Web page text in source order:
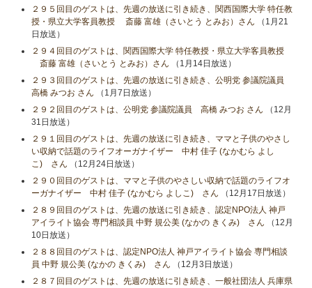
２９５回目のゲストは、先週の放送に引き続き、関西国際大学 特任教
授・県立大学客員教授 斎藤 富雄（さいとう とみお）さん （1月21
日放送）
２９４回目のゲストは、関西国際大学 特任教授・県立大学客員教授
斎藤 富雄（さいとう とみお）さん （1月14日放送）
２９３回目のゲストは、先週の放送に引き続き、公明党 参議院議員
高橋 みつお さん （1月7日放送）
２９２回目のゲストは、公明党 参議院議員 高橋 みつお さん （12月
31日放送）
２９１回目のゲストは、先週の放送に引き続き、ママと子供のやさし
い収納で話題のライフオーガナイザー 中村 佳子 (なかむら よし
こ) さん （12月24日放送）
２９０回目のゲストは、ママと子供のやさしい収納で話題のライフオ
ーガナイザー 中村 佳子 (なかむら よしこ) さん （12月17日放送）
２８９回目のゲストは、先週の放送に引き続き、認定NPO法人 神戸
アイライト協会 専門相談員 中野 規公美 (なかの きくみ) さん （12月
10日放送）
２８８回目のゲストは、認定NPO法人 神戸アイライト協会 専門相談
員 中野 規公美 (なかの きくみ) さん （12月3日放送）
２８７回目のゲストは、先週の放送に引き続き、一般社団法人 兵庫県